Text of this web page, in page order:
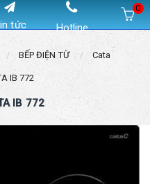
tức Hotline
0
BẾP ĐIỆN TỪ Cata
IB 772
IB 772